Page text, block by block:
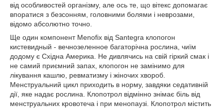
від особливостей організму, але ось те, що вітекс допомагає
впоратися з безсонням, головними болями і неврозами,
відомо абсолютно точно.
Ще один компонент Menofix від Santegra клопогон
кистевидный - вечнозеленное багаторічна рослина, чиїм
додому є Східна Америка. Не дивлячись на свій гіркий смак і
не самий приємний запах, клопогон не замінимо для
лікування кашлю, ревматизму і жіночих хвороб.
Менструальний цикл приходить в норму, завдяки седативній
дії, яке надає рослина. Клопотрол відмінно знімає біль від
менструальних кровотеча і при менопаузі. Клопотрол містить